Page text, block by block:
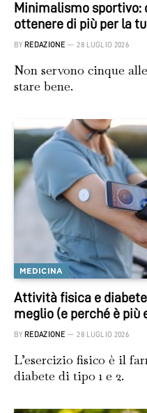
Minimalismo sportivo:
ottenere di più per la
BY REDAZIONE 28 LUGLIO 2026
Non servono cinque
stare bene.
MEDICINA
Attività fisica e
meglio (e perché è
BY REDAZIONE 28 LUGLIO 2026
L’esercizio fisico è il
diabete di tipo 1 e 2.